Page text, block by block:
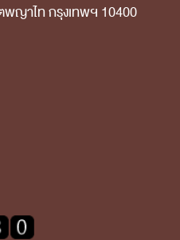
พญาไท กรุงเทพฯ 10400